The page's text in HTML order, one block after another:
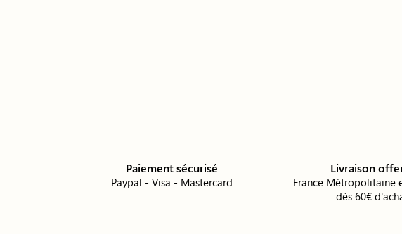
Paiement sécurisé
Paypal - Visa - Mastercard
Livraison
France Métropolitaine
dès 60€